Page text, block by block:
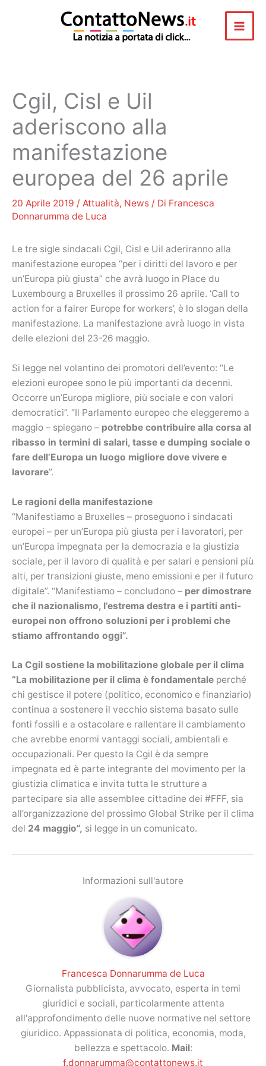
Cgil, Cisl e Uil
aderiscono alla
manifestazione
europea del 26 aprile
20 Aprile 2019 / Attualità, News / Di Francesca
Donnarumma de Luca
Le tre sigle sindacali Cgil, Cisl e Uil aderiranno alla
manifestazione europea “per i diritti del lavoro e per
un’Europa più giusta” che avrà luogo in Place du
Luxembourg a Bruxelles il prossimo 26 aprile. ‘Call to
action for a fairer Europe for workers’, è lo slogan della
manifestazione. La manifestazione avrà luogo in vista
delle elezioni del 23-26 maggio.
Si legge nel volantino dei promotori dell’evento: “Le
elezioni europee sono le più importanti da decenni.
Occorre un’Europa migliore, più sociale e con valori
democratici”. “Il Parlamento europeo che eleggeremo a
maggio – spiegano – potrebbe contribuire alla corsa al
ribasso in termini di salari, tasse e dumping sociale o
fare dell’Europa un luogo migliore dove vivere e
lavorare”.
Le ragioni della manifestazione
“Manifestiamo a Bruxelles – proseguono i sindacati
europei – per un’Europa più giusta per i lavoratori, per
un’Europa impegnata per la democrazia e la giustizia
sociale, per il lavoro di qualità e per salari e pensioni più
alti, per transizioni giuste, meno emissioni e per il futuro
digitale”. “Manifestiamo – concludono – per dimostrare
che il nazionalismo, l’estrema destra e i partiti anti-
europei non offrono soluzioni per i problemi che
stiamo affrontando oggi”.
La Cgil sostiene la mobilitazione globale per il clima
“La mobilitazione per il clima è fondamentale perché
chi gestisce il potere (politico, economico e finanziario)
continua a sostenere il vecchio sistema basato sulle
fonti fossili e a ostacolare e rallentare il cambiamento
che avrebbe enormi vantaggi sociali, ambientali e
occupazionali. Per questo la Cgil è da sempre
impegnata ed è parte integrante del movimento per la
giustizia climatica e invita tutta le strutture a
partecipare sia alle assemblee cittadine dei #FFF, sia
all’organizzazione del prossimo Global Strike per il clima
del 24 maggio”, si legge in un comunicato.
Informazioni sull'autore
Francesca Donnarumma de Luca
Giornalista pubblicista, avvocato, esperta in temi
giuridici e sociali, particolarmente attenta
all'approfondimento delle nuove normative nel settore
giuridico. Appassionata di politica, economia, moda,
bellezza e spettacolo. Mail:
f.donnarumma@contattonews.it